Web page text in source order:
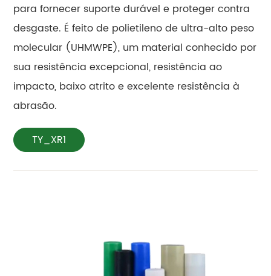
para fornecer suporte durável e proteger contra
desgaste. É feito de polietileno de ultra-alto peso
molecular (UHMWPE), um material conhecido por
sua resistência excepcional, resistência ao
impacto, baixo atrito e excelente resistência à
abrasão.
TY_XR1